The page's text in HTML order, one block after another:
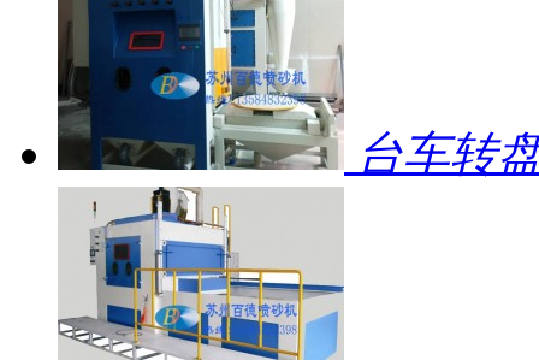
台车转